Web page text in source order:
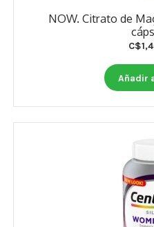
NOW. Citrato de
C$
Añadir